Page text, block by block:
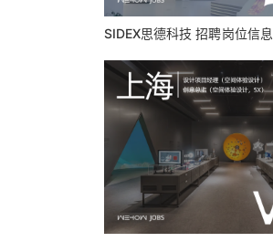
SIDEX思德科技 招聘岗位信息